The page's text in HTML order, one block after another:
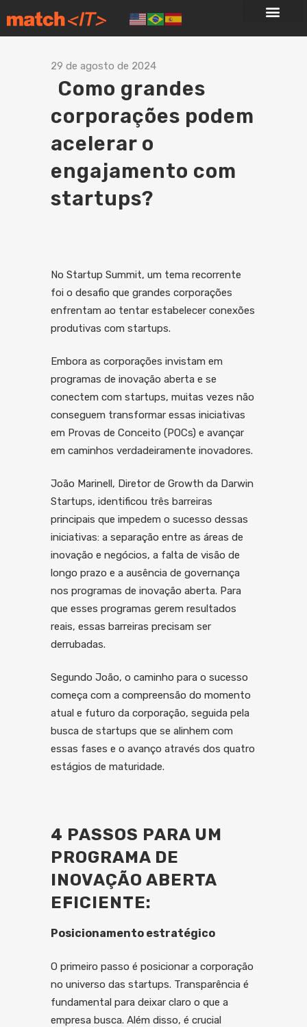
29 de agosto de 2024
Como grandes
corporações podem
acelerar o
engajamento com
startups?
No Startup Summit, um tema recorrente
foi o desafio que grandes corporações
enfrentam ao tentar estabelecer conexões
produtivas com startups.
Embora as corporações invistam em
programas de inovação aberta e se
conectem com startups, muitas vezes não
conseguem transformar essas iniciativas
em Provas de Conceito (POCs) e avançar
em caminhos verdadeiramente inovadores.
João Marinell, Diretor de Growth da Darwin
Startups, identificou três barreiras
principais que impedem o sucesso dessas
iniciativas: a separação entre as áreas de
inovação e negócios, a falta de visão de
longo prazo e a ausência de governança
nos programas de inovação aberta. Para
que esses programas gerem resultados
reais, essas barreiras precisam ser
derrubadas.
Segundo João, o caminho para o sucesso
começa com a compreensão do momento
atual e futuro da corporação, seguida pela
busca de startups que se alinhem com
essas fases e o avanço através dos quatro
estágios de maturidade.
4 PASSOS PARA UM
PROGRAMA DE
INOVAÇÃO ABERTA
EFICIENTE:
Posicionamento estratégico
O primeiro passo é posicionar a corporação
no universo das startups. Transparência é
fundamental para deixar claro o que a
empresa busca. Além disso, é crucial